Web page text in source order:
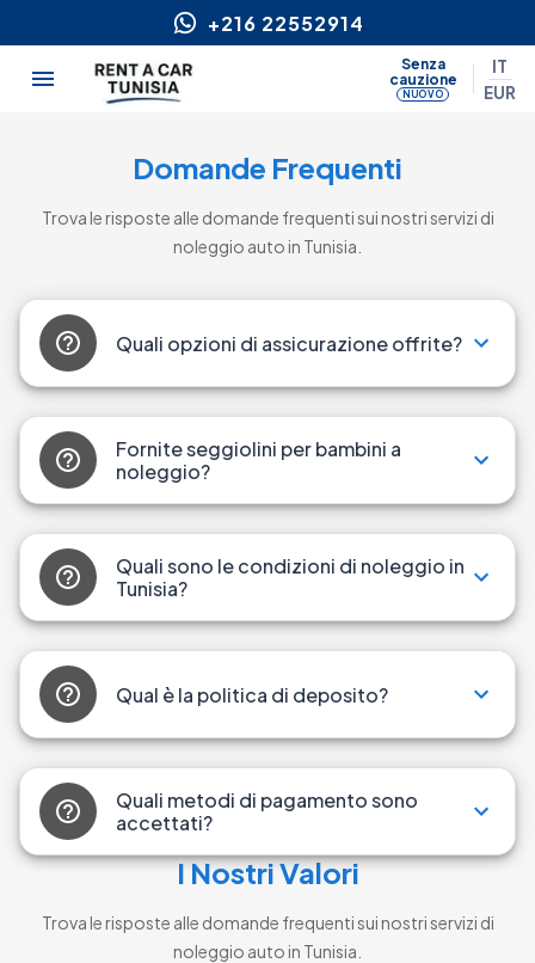
+216 22552914
Senza
cauzione
NUOVO
IT
EUR
Domande Frequenti
Trova le risposte alle domande frequenti sui nostri servizi di
noleggio auto in Tunisia.
Quali opzioni di assicurazione offrite?
Fornite seggiolini per bambini a
noleggio?
Quali sono le condizioni di noleggio in
Tunisia?
Qual è la politica di deposito?
Quali metodi di pagamento sono
accettati?
I Nostri Valori
Trova le risposte alle domande frequenti sui nostri servizi di
noleggio auto in Tunisia.